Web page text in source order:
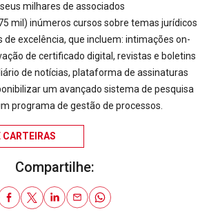
milhares de associados
mil) inúmeros cursos sobre temas jurídicos
de excelência, que incluem: intimações on-
de certificado digital, revistas e boletins
de notícias, plataforma de assinaturas
um avançado sistema de pesquisa
programa de gestão de processos.
CARTEIRAS
Compartilhe: